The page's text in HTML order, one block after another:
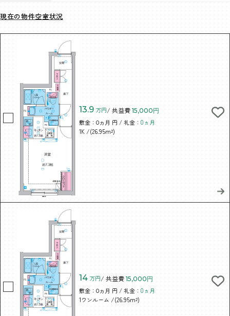
現在の物件空室状況
13.9 万円/ 共益費 15,000円
敷金：0ヵ月 円 / 礼金：0ヵ月
1K /(26.95m²)
14 万円/ 共益費 15,000円
敷金：0ヵ月 円 / 礼金：0ヵ月
1ワンルーム /(26.95m²)